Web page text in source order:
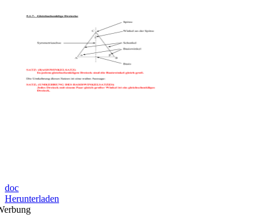
doc
Herunterladen